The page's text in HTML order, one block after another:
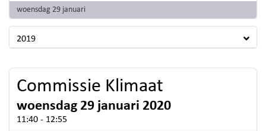
woensdag 29 januari2020
2019
Commissie Klimaat
woensdag 29 januari 2020
11:40 - 12:55